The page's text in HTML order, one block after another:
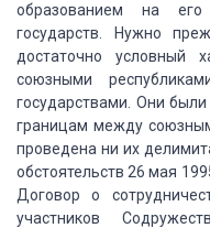
образованием на его
государств.
Нужно
достаточно условный
союзными
государствами. Они были
границам между
проведена ни их
обстоятельств 26 мая
Договор о
участников